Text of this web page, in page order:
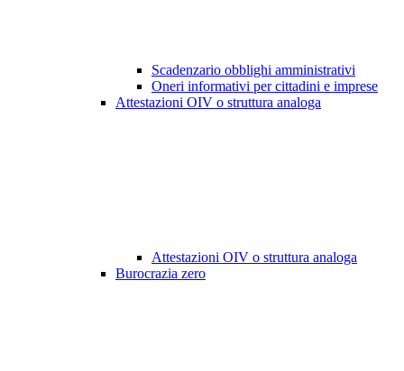
Scadenzario obblighi amministrativi
Oneri informativi per cittadini e imprese
Attestazioni OIV o struttura analoga
Attestazioni OIV o struttura analoga
Burocrazia zero